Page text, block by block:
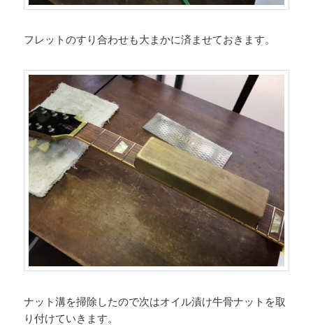
フレットのすり合わせも大まかに済ませておきます。
ナット溝を掃除したので次はオイル漬け牛骨ナットを取
り付けていきます。